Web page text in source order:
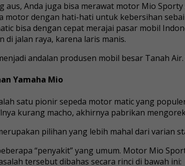
aus, Anda juga bisa merawat motor Mio
motor dengan hati-hati untuk kebersihan
bisa dengan cepat merajai pasar mobil
di jalan raya, karena laris manis.
andalan produsen mobil besar Tanah
Yamaha Mio
satu pionir sepeda motor matic yang
kurang macho, akhirnya pabrikan
pilihan yang lebih mahal dari varian
“penyakit” yang umum. Motor Mio
tersebut dibahas secara rinci di bawah ini: